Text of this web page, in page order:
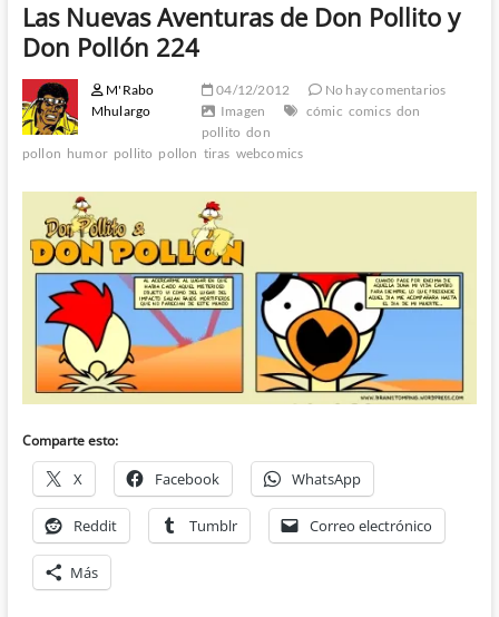
Las Nuevas Aventuras de Don Pollito y
Don Pollón 224
M'Rabo
Mhulargo
04/12/2012
No hay comentarios
Imagen
cómic comics don
pollito don
pollon humor pollito pollon tiras webcomics
Comparte esto:
X Facebook WhatsApp
Reddit Tumblr Correo electrónico
Más